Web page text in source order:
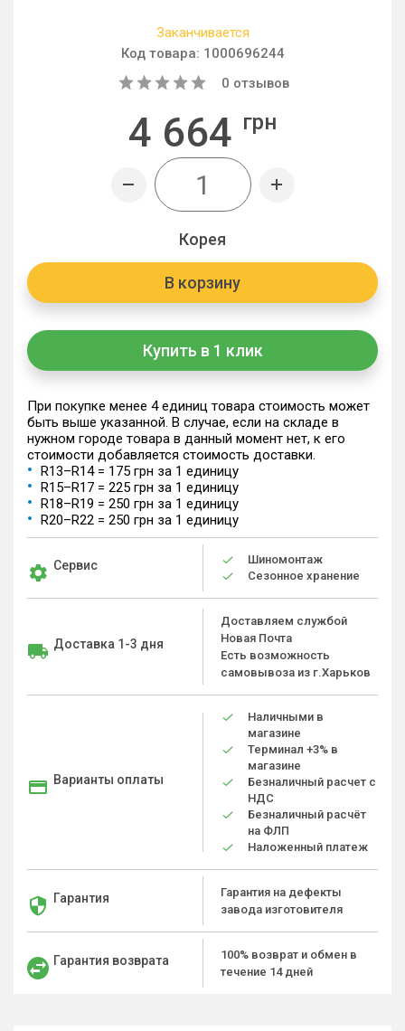
Заканчивается
Код товара: 1000696244
0 отзывов
4 664 грн
Корея
В корзину
Купить в 1 клик
При покупке менее 4 единиц товара стоимость может
быть выше указанной. В случае, если на складе в
нужном городе товара в данный момент нет, к его
стоимости добавляется стоимость доставки.
R13–R14 = 175 грн за 1 единицу
R15–R17 = 225 грн за 1 единицу
R18–R19 = 250 грн за 1 единицу
R20–R22 = 250 грн за 1 единицу
Сервис
Шиномонтаж
Сезонное хранение
Доставка 1-3 дня
Доставляем службой
Новая Почта
Есть возможность
самовывоза из г.Харьков
Варианты оплаты
Наличными в
магазине
Терминал +3% в
магазине
Безналичный расчет с
НДС
Безналичный расчёт
на ФЛП
Наложенный платеж
Гарантия
Гарантия на дефекты
завода изготовителя
Гарантия возврата
100% возврат и обмен в
течение 14 дней